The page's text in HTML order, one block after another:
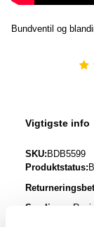
Bundventil og
Vigtigste info
SKU: BDB5599
Produktstatus:
Samlinger: Resin